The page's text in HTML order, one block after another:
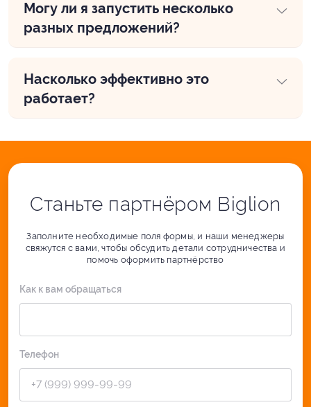
Могу ли я запустить несколько
разных предложений?
Насколько эффективно это
работает?
Станьте партнёром Biglion
Заполните необходимые поля формы, и наши менеджеры
свяжутся с вами, чтобы обсудить детали сотрудничества и
помочь оформить партнёрство
Как к вам обращаться
Телефон